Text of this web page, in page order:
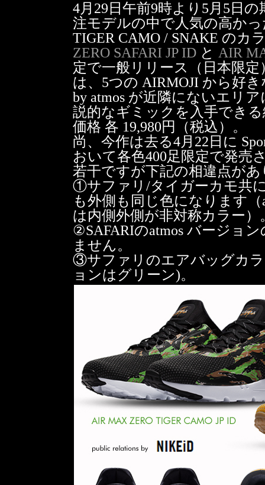
4月29日午前9時より5月5日の
注モデルの中で人気の高か
TIGER CAMO / SNAKE のカ
ZERO SAFARI JP ID と AIR
定で一般リリース（日本限
は、5つの AIRMOJI から好
by atmos が近隣にないエリ
説的なギミックを入手でき
価格 各 19,980円（税込）。
尚、今作は去る4月22日に
おいて各色400足限定で発売
若干ですが下記の相違点が
①サファリ/タイガーカモ共
も外側も同じ色になります
は内側外側が非対称カラー）
②SAFARIのatmos バージョ
ません。
③サファリのエアバッグカラ
ョンはグリーン)。